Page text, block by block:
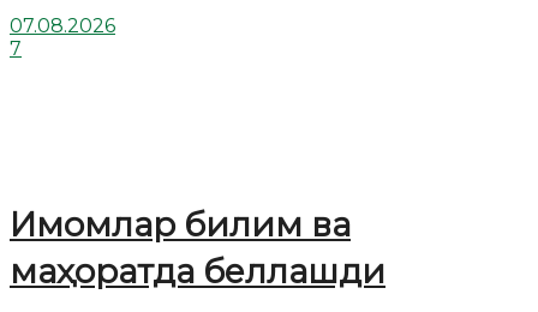
07.08.2026
7
Имомлар билим ва
маҳоратда беллашди